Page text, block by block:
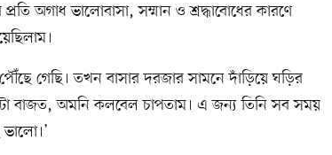
প্রতি অগাধ ভালোবাসা, সম্মান ও শ্রদ্ধাবোধের কারণে
গেছি। তখন বাসার দরজার সামনে দাঁড়িয়ে ঘড়ির
বাজত, অমনি কলবেল চাপতাম। এ জন্য তিনি সব সময়